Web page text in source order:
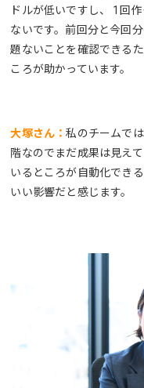
ドルが低いですし、 1回
ないです。前回分と今回
題ないことを確認できる
ころが助かっています。
大塚さん：私のチームで
階なのでまだ成果は見え
いるところが自動化でき
いい影響だと感じます。